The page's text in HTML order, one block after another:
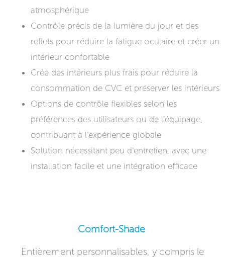
atmosphérique
Contrôle précis de la lumière du jour et des
reflets pour réduire la fatigue oculaire et créer un
intérieur confortable
Crée des intérieurs plus frais pour réduire la
consommation de CVC et préserver les intérieurs
Options de contrôle flexibles selon les
préférences des utilisateurs ou de l’équipage,
contribuant à l’expérience globale
Solution nécessitant peu d’entretien, avec une
installation facile et une intégration efficace
Comfort-Shade ​
Entièrement personnalisables, y compris le